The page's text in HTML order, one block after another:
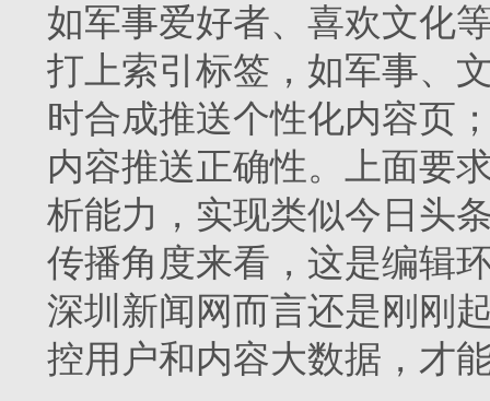
如军事爱好者、喜欢文化
打上索引标签，如军事、
时合成推送个性化内容页
内容推送正确性。上面要
析能力，实现类似今日头
传播角度来看，这是编辑
深圳新闻网而言还是刚刚
控用户和内容大数据，才